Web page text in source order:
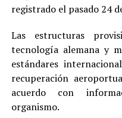
registrado el pasado 24
Las estructuras
tecnología alemana y
estándares
recuperación
acuerdo con
organismo.